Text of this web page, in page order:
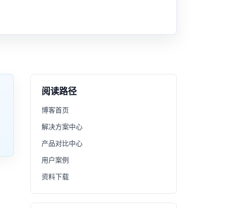
阅读路径
博客首页
解决方案中心
产品对比中心
用户案例
资料下载